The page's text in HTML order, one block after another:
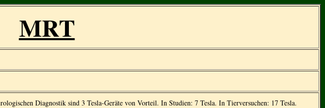
MRT
Diagnostik sind 3 Tesla-Geräte von Vorteil. In Studien: 7 Tesla. In Tierversuchen: 17 Tesla.